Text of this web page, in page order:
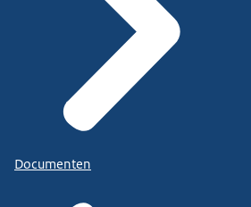
Documenten